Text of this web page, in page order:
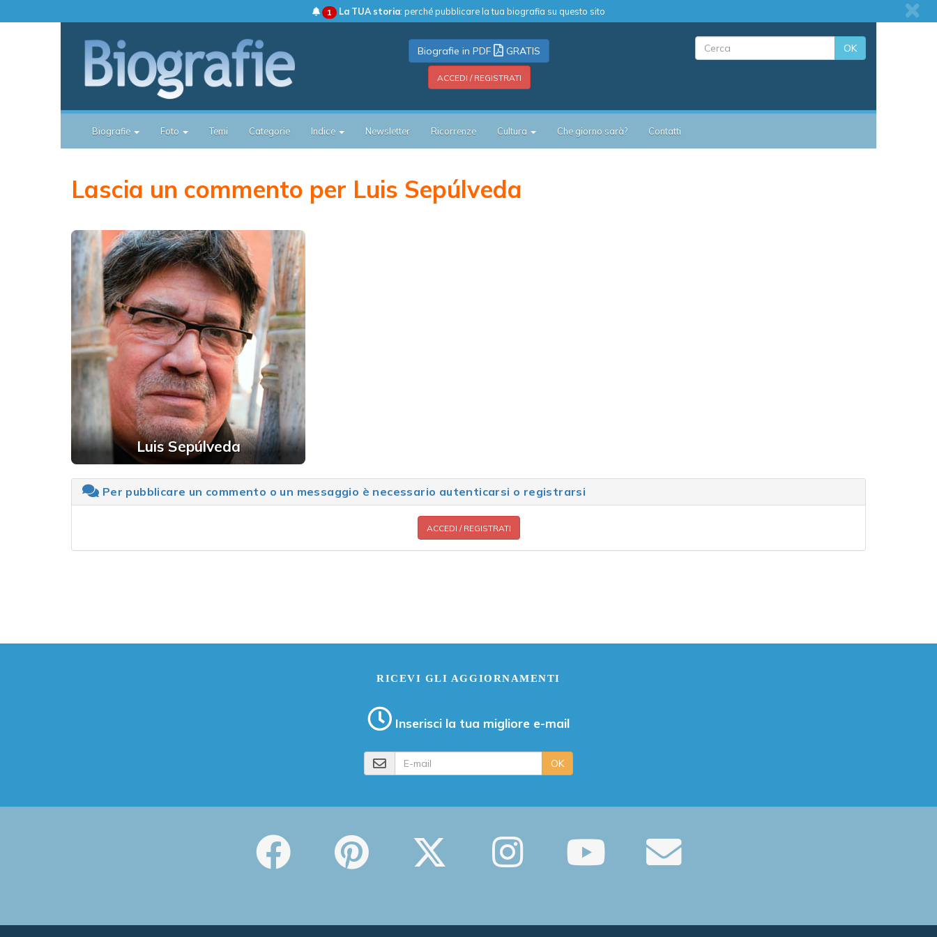
1 La TUA storia: perché pubblicare la tua biografia su questo sito
Biografie in PDF GRATIS
ACCEDI / REGISTRATI
OK
Biografie Foto Temi Categorie Indice Newsletter Ricorrenze Cultura Che giorno sarà? Contatti
Lascia un commento per Luis Sepúlveda
Luis Sepúlveda
Per pubblicare un commento o un messaggio è necessario autenticarsi o registrarsi
ACCEDI / REGISTRATI
RICEVI GLI AGGIORNAMENTI
Inserisci la tua migliore e-mail
OK